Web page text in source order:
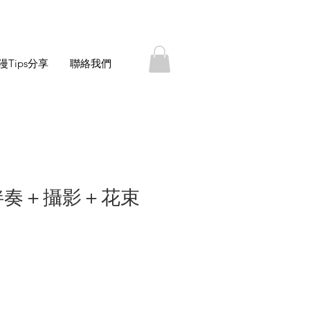
Tips分享 聯絡我們
＋攝影＋花束